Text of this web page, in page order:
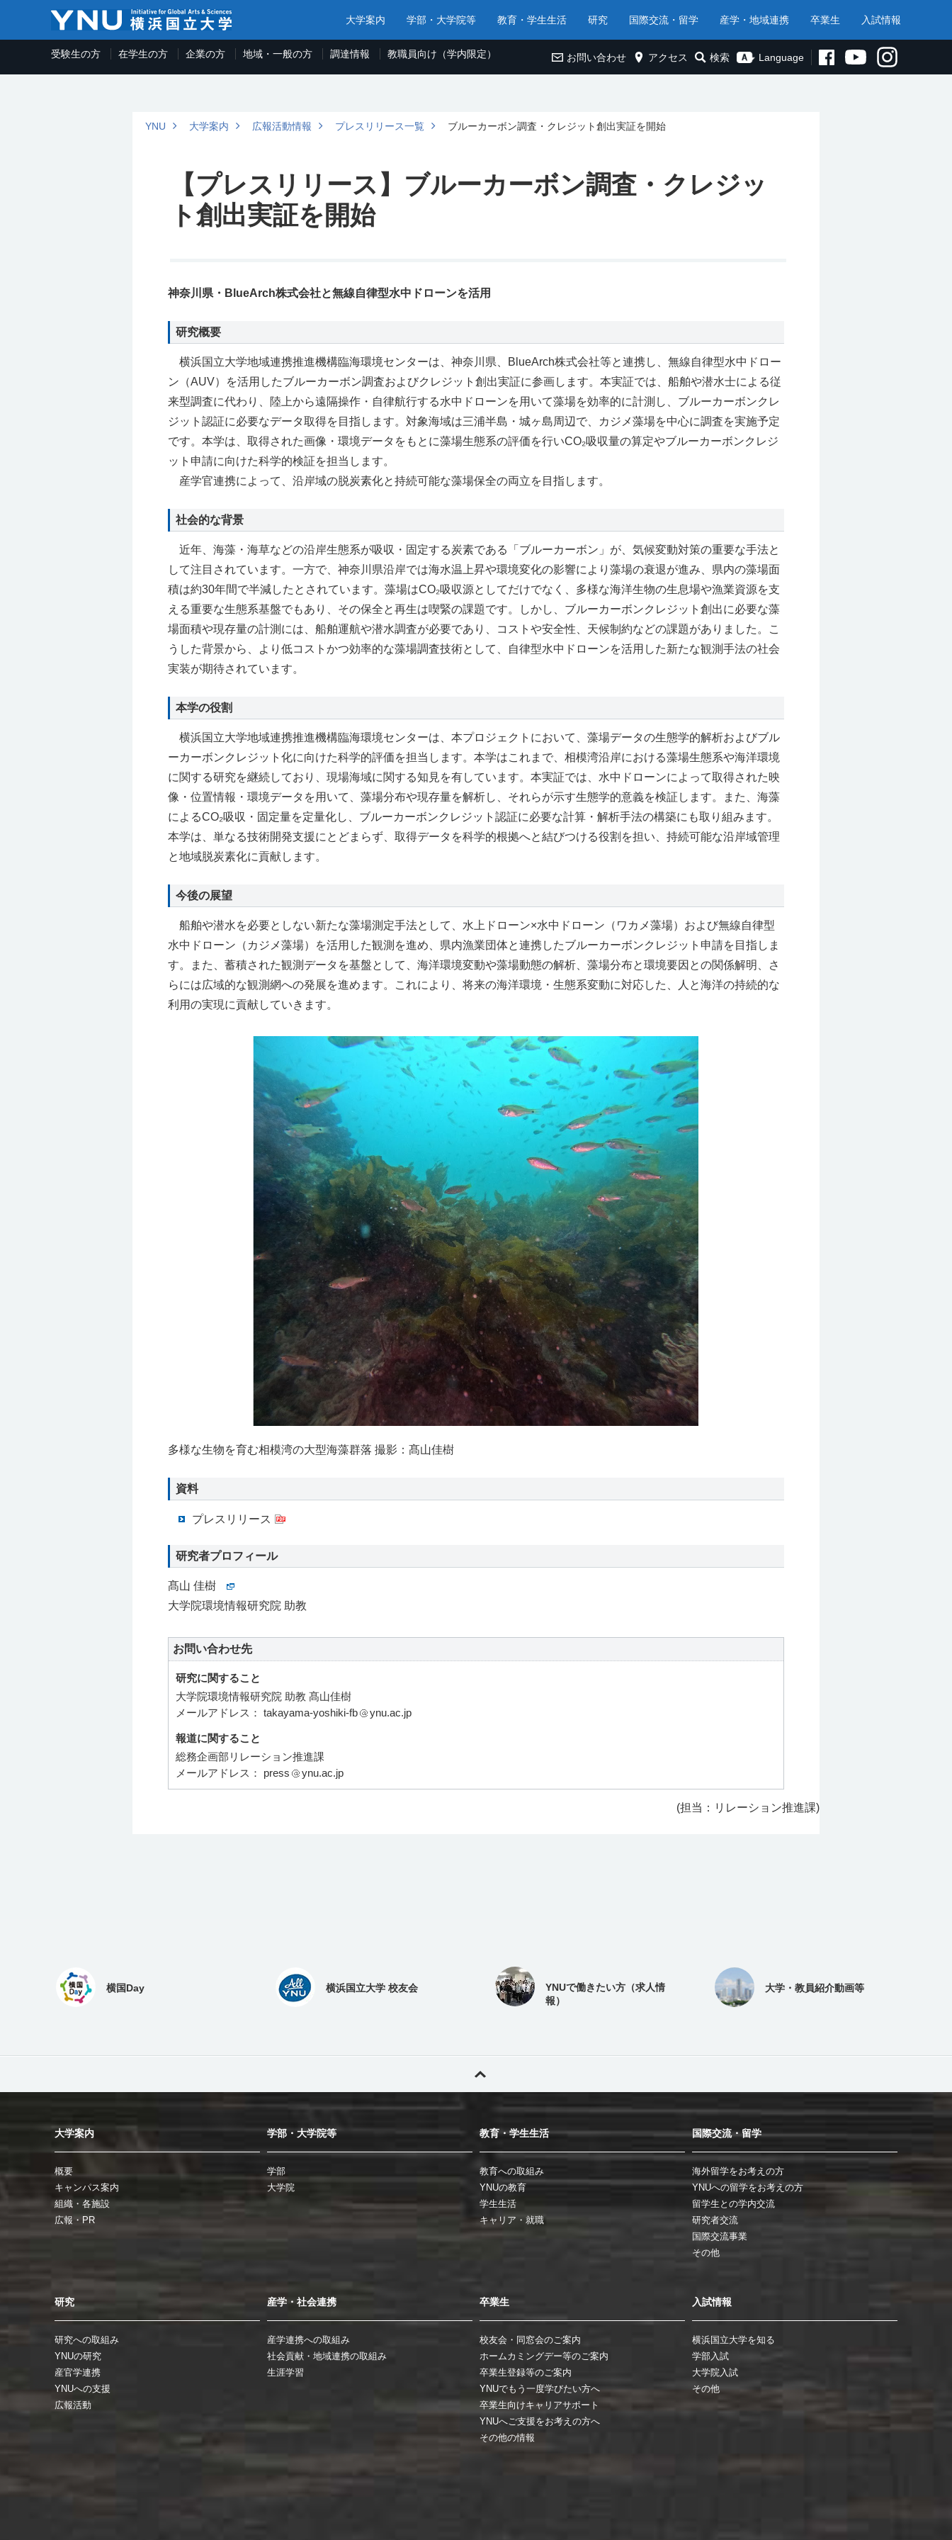
大学案内 学部・大学院等 教育・学生生活 研究 国際交流・留学 産学・地域連携 卒業生 入試情報
受験生の方 在学生の方 企業の方 地域・一般の方 調達情報 教職員向け（学内限定） お問い合わせ アクセス 検索 Language
YNU 大学案内 広報活動情報 プレスリリース一覧 ブルーカーボン調査・クレジット創出実証を開始
【プレスリリース】ブルーカーボン調査・クレジッ
ト創出実証を開始
神奈川県・BlueArch株式会社と無線自律型水中ドローンを活用
研究概要
横浜国立大学地域連携推進機構臨海環境センターは、神奈川県、BlueArch株式会社等と連携し、無線自律型水中ドロー
ン（AUV）を活用したブルーカーボン調査およびクレジット創出実証に参画します。本実証では、船舶や潜水士による従
来型調査に代わり、陸上から遠隔操作・自律航行する水中ドローンを用いて藻場を効率的に計測し、ブルーカーボンクレ
ジット認証に必要なデータ取得を目指します。対象海域は三浦半島・城ヶ島周辺で、カジメ藻場を中心に調査を実施予定
です。本学は、取得された画像・環境データをもとに藻場生態系の評価を行いCO₂吸収量の算定やブルーカーボンクレジ
ット申請に向けた科学的検証を担当します。
産学官連携によって、沿岸域の脱炭素化と持続可能な藻場保全の両立を目指します。
社会的な背景
近年、海藻・海草などの沿岸生態系が吸収・固定する炭素である「ブルーカーボン」が、気候変動対策の重要な手法と
して注目されています。一方で、神奈川県沿岸では海水温上昇や環境変化の影響により藻場の衰退が進み、県内の藻場面
積は約30年間で半減したとされています。藻場はCO₂吸収源としてだけでなく、多様な海洋生物の生息場や漁業資源を支
える重要な生態系基盤でもあり、その保全と再生は喫緊の課題です。しかし、ブルーカーボンクレジット創出に必要な藻
場面積や現存量の計測には、船舶運航や潜水調査が必要であり、コストや安全性、天候制約などの課題がありました。こ
うした背景から、より低コストかつ効率的な藻場調査技術として、自律型水中ドローンを活用した新たな観測手法の社会
実装が期待されています。
本学の役割
横浜国立大学地域連携推進機構臨海環境センターは、本プロジェクトにおいて、藻場データの生態学的解析およびブル
ーカーボンクレジット化に向けた科学的評価を担当します。本学はこれまで、相模湾沿岸における藻場生態系や海洋環境
に関する研究を継続しており、現場海域に関する知見を有しています。本実証では、水中ドローンによって取得された映
像・位置情報・環境データを用いて、藻場分布や現存量を解析し、それらが示す生態学的意義を検証します。また、海藻
によるCO₂吸収・固定量を定量化し、ブルーカーボンクレジット認証に必要な計算・解析手法の構築にも取り組みます。
本学は、単なる技術開発支援にとどまらず、取得データを科学的根拠へと結びつける役割を担い、持続可能な沿岸域管理
と地域脱炭素化に貢献します。
今後の展望
船舶や潜水を必要としない新たな藻場測定手法として、水上ドローン×水中ドローン（ワカメ藻場）および無線自律型
水中ドローン（カジメ藻場）を活用した観測を進め、県内漁業団体と連携したブルーカーボンクレジット申請を目指しま
す。また、蓄積された観測データを基盤として、海洋環境変動や藻場動態の解析、藻場分布と環境要因との関係解明、さ
らには広域的な観測網への発展を進めます。これにより、将来の海洋環境・生態系変動に対応した、人と海洋の持続的な
利用の実現に貢献していきます。
多様な生物を育む相模湾の大型海藻群落 撮影：髙山佳樹
資料
プレスリリース
研究者プロフィール
髙⼭ 佳樹
⼤学院環境情報研究院 助教
お問い合わせ先
研究に関すること
⼤学院環境情報研究院 助教 髙⼭佳樹
メールアドレス： takayama-yoshiki-fb
ynu.ac.jp
報道に関すること
総務企画部リレーション推進課
メールアドレス： press
ynu.ac.jp
(担当：リレーション推進課)
横国Day 横浜国立大学 校友会
YNUで働きたい方（求人情
報）
大学・教員紹介動画等
大学案内
概要
キャンパス案内
組織・各施設
広報・PR
学部・大学院等
学部
大学院
教育・学生生活
教育への取組み
YNUの教育
学生生活
キャリア・就職
国際交流・留学
海外留学をお考えの方
YNUへの留学をお考えの方
留学生との学内交流
研究者交流
国際交流事業
その他
研究
研究への取組み
YNUの研究
産官学連携
YNUへの支援
広報活動
産学・社会連携
産学連携への取組み
社会貢献・地域連携の取組み
生涯学習
卒業生
校友会・同窓会のご案内
ホームカミングデー等のご案内
卒業生登録等のご案内
YNUでもう一度学びたい方へ
卒業生向けキャリアサポート
YNUへご支援をお考えの方へ
その他の情報
入試情報
横浜国立大学を知る
学部入試
大学院入試
その他